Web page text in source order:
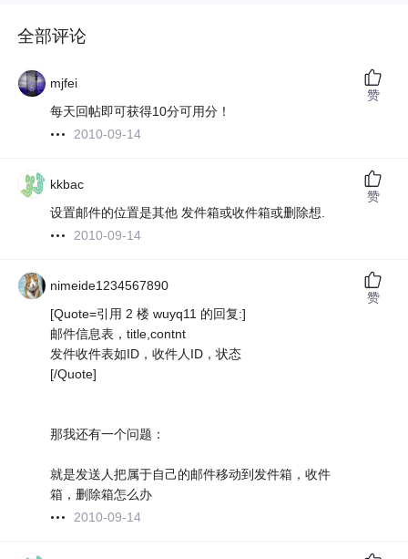
全部评论
mjfei
每天回帖即可获得10分可用分！
2010-09-14
赞
kkbac
设置邮件的位置是其他 发件箱或收件箱或删除想.
2010-09-14
赞
nimeide1234567890
[Quote=引用 2 楼 wuyq11 的回复:]
邮件信息表，title,contnt
发件收件表如ID，收件人ID，状态
[/Quote]
那我还有一个问题：
就是发送人把属于自己的邮件移动到发件箱，收件
箱，删除箱怎么办
2010-09-14
赞